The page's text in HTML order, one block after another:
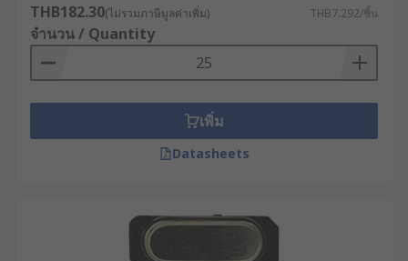
THB182.30(ไม่รวมภาษีมูลค่าเพิ่ม) THB7.292/ชิ้น
จำนวน / Quantity
เพิ่ม
Datasheets